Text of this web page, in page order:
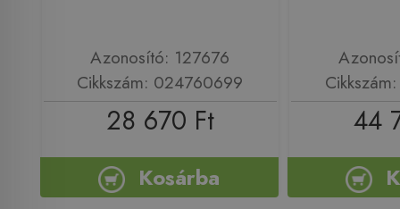
Azonosító: 127676
Cikkszám: 024760699
28 670 Ft
Kosárba
44